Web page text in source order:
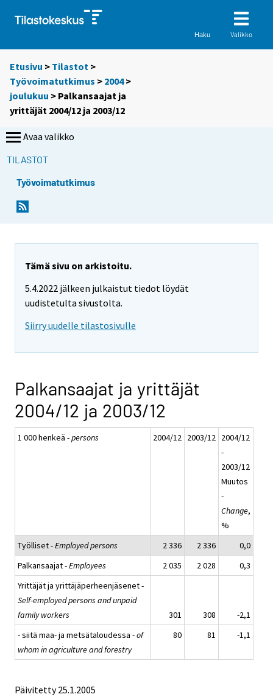
Haku Valikko
Etusivu > Tilastot >
Työvoimatutkimus > 2004>
joulukuu > Palkansaajat ja
yrittäjät 2004/12 ja 2003/12
Avaa valikko
TILASTOT
Työvoimatutkimus
Tämä sivu on arkistoitu.
5.4.2022 jälkeen julkaistut tiedot löydät
uudistetulta sivustolta.
Siirry uudelle tilastosivulle
Palkansaajat ja yrittäjät
2004/12 ja 2003/12
1 000 henkeä -persons 2004/12 2003/12 2004/12
-
2003/12
Muutos
-
Change,
%
Työlliset -Employed persons 2 336 2 336
0,0
Palkansaajat -Employees 2 035 2 028
0,3
Yrittäjät ja yrittäjäperheenjäsenet -
Self-employed persons and unpaid
family workers
301 308
-2,1
- siitä maa- ja metsätaloudessa -of
whom in agriculture and forestry
80 81 -1,1
Päivitetty25.1.2005